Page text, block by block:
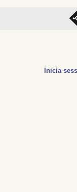
Inicia